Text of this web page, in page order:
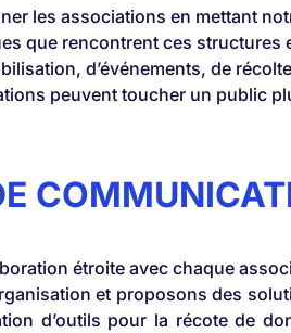
les associations en mettant
que rencontrent ces
d’événements, de
peuvent toucher un public
étroite avec chaque
et proposons des
d’outils pour la récote de